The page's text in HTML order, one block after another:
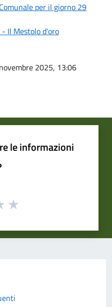
per il giorno 29
Il Mestolo d'oro
2025, 13:06
le informazioni